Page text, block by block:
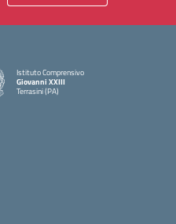
Istituto Comprensivo
Giovanni XXIII
Terrasini (PA)